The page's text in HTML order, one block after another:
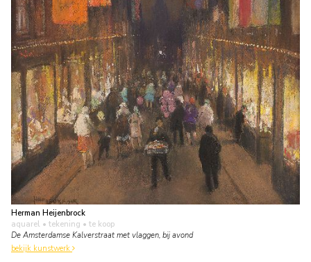
Herman Heijenbrock
aquarel • tekening • te koop
De Amsterdamse Kalverstraat met vlaggen, bij avond
bekijk kunstwerk